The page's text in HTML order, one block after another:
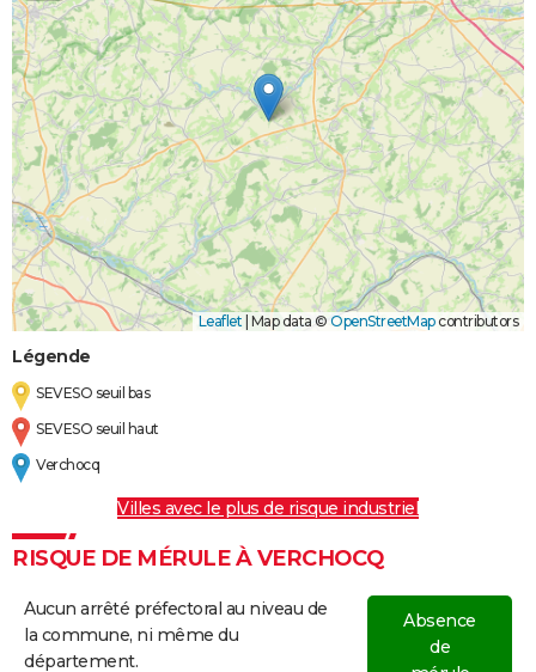
Leaflet Map data © OpenStreetMapcontributors
Légende
SEVESO seuil bas
SEVESO seuil haut
Verchocq
Villes avec le plus de risque industriel
RISQUE DE MÉRULE À VERCHOCQ
Aucun arrêté préfectoral au niveau de
la commune, ni même du
département.
Absence
de